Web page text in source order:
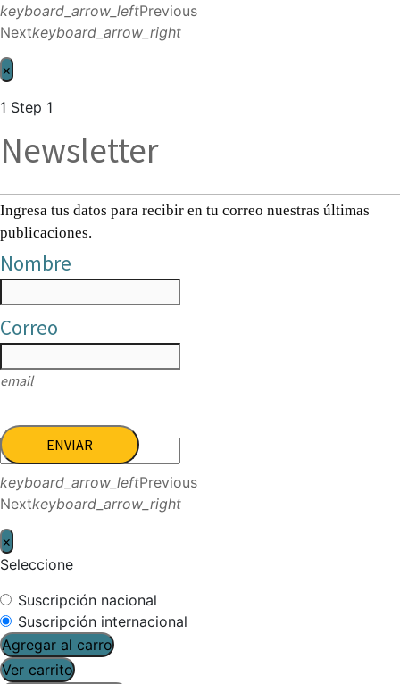
keyboard_arrow_leftPrevious
Nextkeyboard_arrow_right
×
1 Step 1
Newsletter
Ingresa tus datos para recibir en tu correo nuestras últimas
publicaciones.
Nombre
Correo
email
ENVIAR
keyboard_arrow_leftPrevious
Nextkeyboard_arrow_right
×
Seleccione
Suscripción nacional
Suscripción internacional
Agregar al carro
Ver carrito